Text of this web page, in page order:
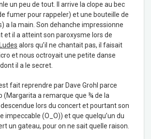
un peu de tout. Il arrive la clope au bec
fumer pour rappeler) et une bouteille de
a la main. Son dehanche impressionne
et il a atteint son paroxysme lors de
alors qu’il ne chantait pas, il faisait
et nous octroyait une petite danse
il a le secret.
fait reprendre par Dave Grohl parce
(Margarita a remarque que ¾ de la
lors du concert et pourtant son
impeccable (O_O)) et que quelqu’un du
un gateau, pour on ne sait quelle raison.